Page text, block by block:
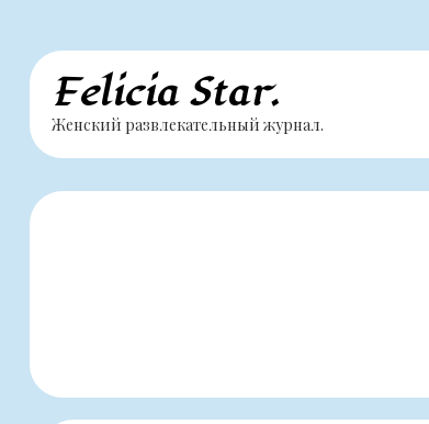
Перейти
содержимому
Felicia Star.
Женский развлекательный журнал.